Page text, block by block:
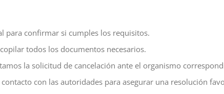
para confirmar si cumples los requisitos.
todos los documentos necesarios.
la solicitud de cancelación ante el organismo
con las autoridades para asegurar una resolución